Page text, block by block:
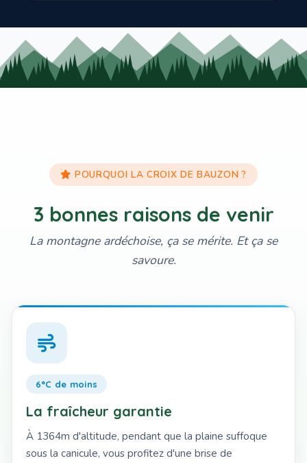
POURQUOI LA CROIX DE BAUZON ?
3 bonnes raisons de venir
La montagne ardéchoise, ça se mérite. Et ça se
savoure.
6°C de moins
La fraîcheur garantie
À 1364m d'altitude, pendant que la plaine suffoque
sous la canicule, vous profitez d'une brise de